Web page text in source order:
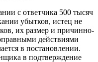
с ответчика 500 тысяч
убытков, истец не
их размер и причинно-
действиями
в постановлении.
в подтверждение